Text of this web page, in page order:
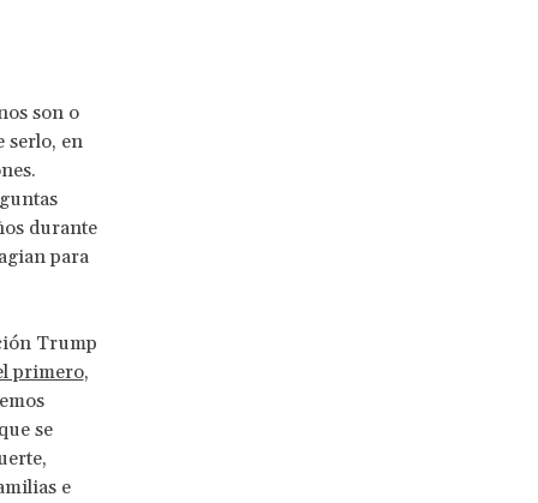
son o
serlo, en
durante
para
Trump
primero,
se
e